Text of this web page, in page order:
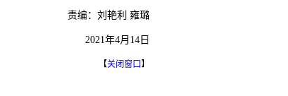
责编：刘艳利 雍璐
2021年4月14日
【关闭窗口】